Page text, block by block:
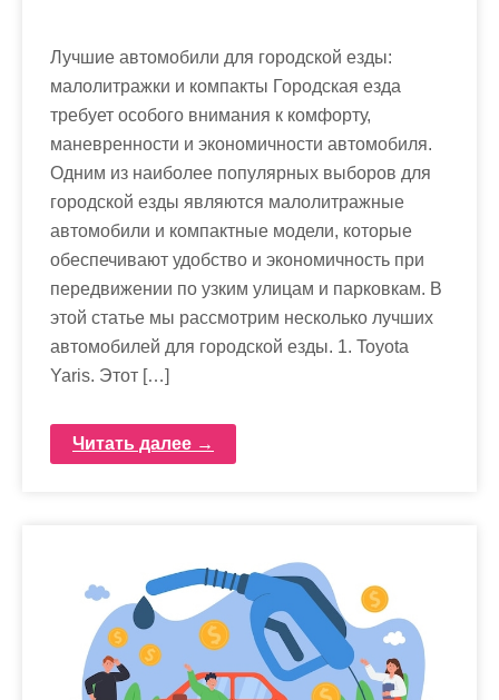
Лучшие автомобили для городской езды:
малолитражки и компакты Городская езда
требует особого внимания к комфорту,
маневренности и экономичности автомобиля.
Одним из наиболее популярных выборов для
городской езды являются малолитражные
автомобили и компактные модели, которые
обеспечивают удобство и экономичность при
передвижении по узким улицам и парковкам. В
этой статье мы рассмотрим несколько лучших
автомобилей для городской езды. 1. Toyota
Yaris. Этот […]
Читать далее →